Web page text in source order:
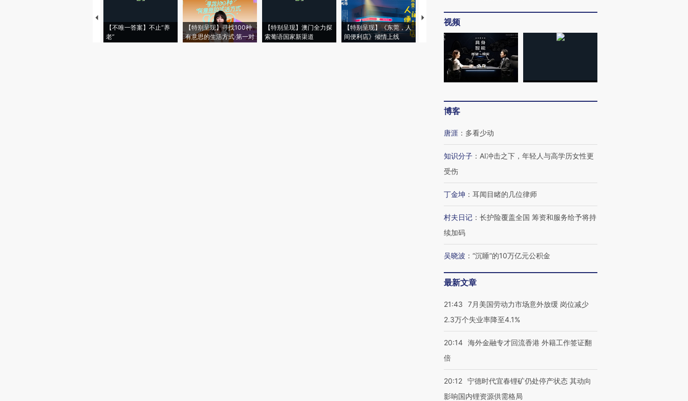
【不唯一答案】不止“养
老”
【特别呈现】寻找100种
有意思的生活方式·第一对
【特别呈现】澳门全力探
索葡语国家新渠道
【特别呈现】《东莞，人
间便利店》倾情上线
【推广】走进第四届链博
会，让数智科技“链”接产
有意思的生活方式·第三对
视频
博客
唐涯 ： 多看少动
知识分子 ： AI冲击之下，年轻人与高学历女性更
受伤
丁金坤 ： 耳闻目睹的几位律师
村夫日记 ： 长护险覆盖全国 筹资和服务给予将持
续加码
吴晓波 ： “沉睡”的10万亿元公积金
最新文章
21:43
7月美国劳动力市场意外放缓 岗位减少
2.3万个失业率降至4.1%
20:14 海外金融专才回流香港 外籍工作签证翻
倍
20:12 宁德时代宜春锂矿仍处停产状态 其动向
影响国内锂资源供需格局